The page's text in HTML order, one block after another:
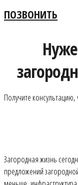
ПОЗВОНИТЬ
Получите
Загородная жизнь
предложений